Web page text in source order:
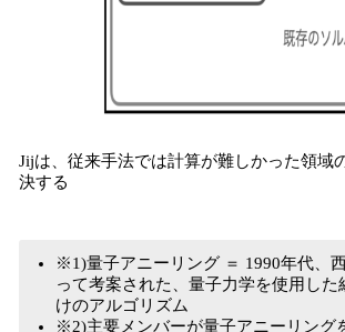
Jijは、従来手法では計算が難しかった領域
決する
※1)量子アニーリング ＝ 1990年代、
って考案された、量子力学を使用した
けのアルゴリズム
※2)主要メンバーが量子アニーリング